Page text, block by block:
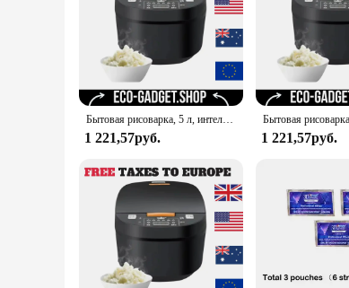
Safety and hygiene are paramount in any
environment remains sanitary. The high-quality
culinary creations without worrying about the
**Discover the Joy of Cooking**
The Crest 3D White Advanced Luminous Mint
these utensils will make the process easier and
style, and safety, making it an excellent choice
Бытовая рисоварка, 5 л, интеллектуальная установка, время нагрева, рисоварка, высокая скорость приготовления, многофункциональная рисоварка
1 221,57руб. 1 221,57руб.